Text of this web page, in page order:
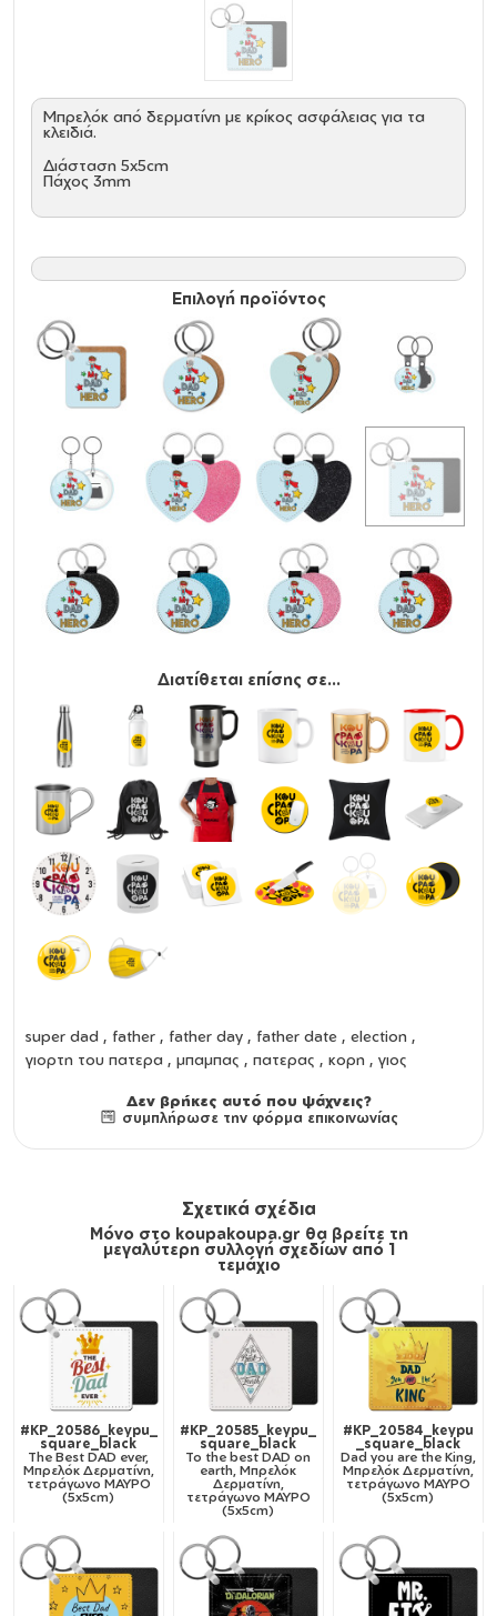
Mπρελόκ από δερματίνη με κρίκος ασφάλειας για τα
κλειδιά.
Διάσταση 5x5cm
Πάχος 3mm
Επιλογή προϊόντος
Διατίθεται επίσης σε...
super dad , father , father day , father date , election ,
γιορτη του πατερα , μπαμπας , πατερας , κορη , γιος
Δεν βρήκες αυτό που ψάχνεις?
συμπλήρωσε την φόρμα επικοινωνίας
Σχετικά σχέδια
Μόνο στο koupakoupa.gr θα βρείτε τη
μεγαλύτερη συλλογή σχεδίων από 1
τεμάχιο
#KP_20586_keypu_
square_black
The Best DAD ever,
Μπρελόκ Δερματίνη,
τετράγωνο ΜΑΥΡΟ
(5x5cm)
#KP_20585_keypu_
square_black
To the best DAD on
earth, Μπρελόκ
Δερματίνη,
τετράγωνο ΜΑΥΡΟ
(5x5cm)
#KP_20584_keypu
_square_black
Dad you are the King,
Μπρελόκ Δερματίνη,
τετράγωνο ΜΑΥΡΟ
(5x5cm)